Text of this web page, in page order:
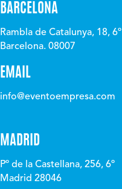
BARCELONA
Rambla de Catalunya, 18, 6º
Barcelona. 08007
EMAIL
info@eventoempresa.com
MADRID
Pº de la Castellana, 256, 6º
Madrid 28046